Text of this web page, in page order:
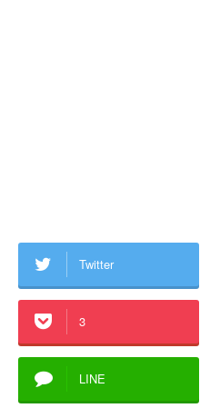
Twitter
3
LINE